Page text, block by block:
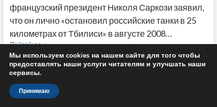
французский президент Николя Саркози заявил,
что он лично «остановил российские танки в 25
километрах от Тбилиси» в августе 2008…
Подробнее«Я
Саркози
Мы используем cookies на нашем сайте для того чтобы
предоставлять наши услуги читателям и улучшать наши
сервисы.
Принимаю